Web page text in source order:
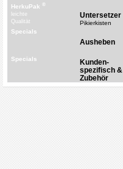
HerkuPak ®
leichte
Qualität
Untersetzer
Pikierkisten
Specials
Ausheben
Specials
Kunden-
spezifisch &
Zubehör